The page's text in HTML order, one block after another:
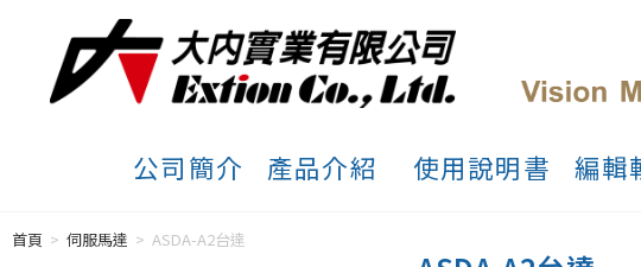
公司簡介 產品介紹 使用說明書 編輯
首頁 > 伺服馬達 > ASDA-A2台達